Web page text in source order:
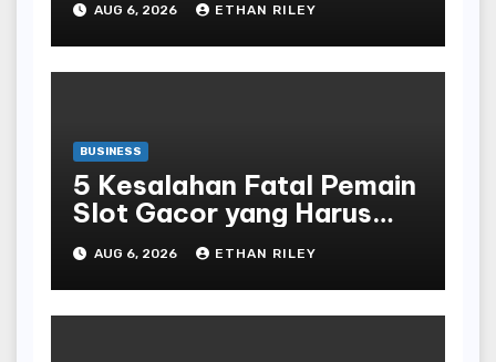
AUG 6, 2026 ETHAN RILEY
BUSINESS
5 Kesalahan Fatal Pemain
Slot Gacor yang Harus
Dihindari di Slot777
Bandar Slot Terbaik
AUG 6, 2026 ETHAN RILEY